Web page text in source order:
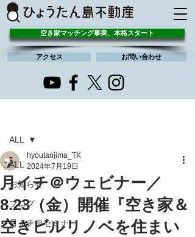
アクセス お問い合わせ
空き家マッチング事業、本格スタート
ALL
お知らせ
ブログ
月イチ＠セミナー
ALL
月イチ＠ウェビナー／
8.23（金）開催『空き家＆
空きビルリノベを住まい
hyoutanjima_TK
2024年7月19日